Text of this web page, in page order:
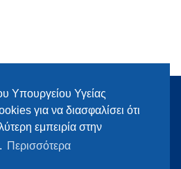
Υπουργείου Υγείας
για να διασφαλίσει ότι
εμπειρία στην
Περισσότερα